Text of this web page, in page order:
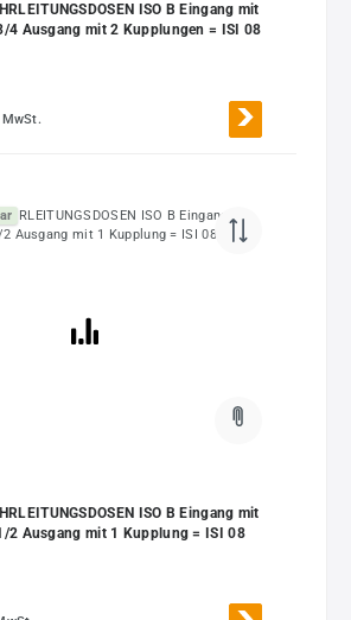
ISO B Eingang mit
3/4 Ausgang mit 2 Kupplungen = ISI 08
ISO B Eingang mit
1/2 Ausgang mit 1 Kupplung = ISI 08